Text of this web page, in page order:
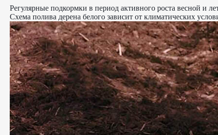
Регулярные подкормки в период активного роста весной и
Схема полива дерена белого зависит от климатических